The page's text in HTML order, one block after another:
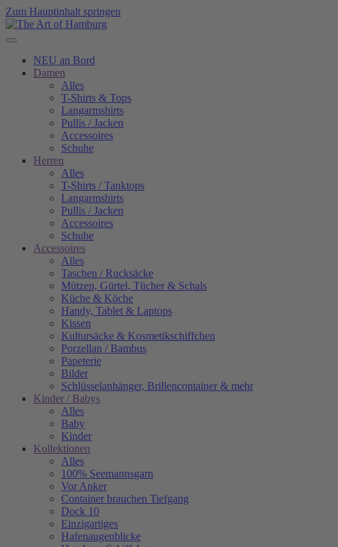
Zum Hauptinhalt springen
NEU an Bord
Damen
Alles
T-Shirts & Tops
Langarmshirts
Pullis / Jacken
Accessoires
Schuhe
Herren
Alles
T-Shirts / Tanktops
Langarmshirts
Pullis / Jacken
Accessoires
Schuhe
Accessoires
Alles
Taschen / Rucksäcke
Mützen, Gürtel, Tücher & Schals
Küche & Köche
Handy, Tablet & Laptops
Kissen
Kultursäcke & Kosmetikschiffchen
Porzellan / Bambus
Papeterie
Bilder
Schlüsselanhänger, Brillencontainer & mehr
Kinder / Babys
Alles
Baby
Kinder
Kollektionen
Alles
100% Seemannsgarn
Vor Anker
Container brauchen Tiefgang
Dock 10
Einzigartiges
Hafenaugen­blicke